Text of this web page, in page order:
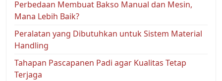
Perbedaan Membuat Bakso Manual dan Mesin,
Mana Lebih Baik?
Peralatan yang Dibutuhkan untuk Sistem Material
Handling
Tahapan Pascapanen Padi agar Kualitas Tetap
Terjaga